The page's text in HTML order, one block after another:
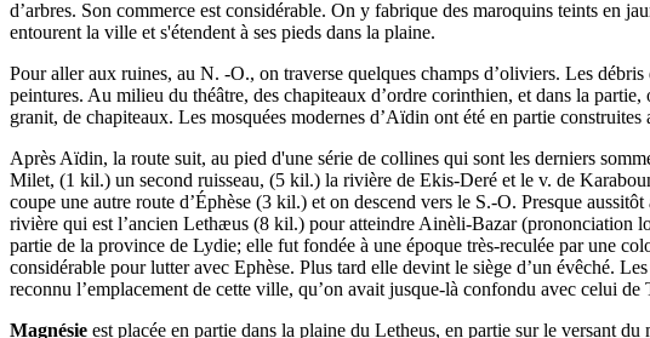
d’arbres. Son commerce est considérable. On y fabrique des maroquins teints en
entourent la ville et s'étendent à ses pieds dans la plaine.
Pour aller aux ruines, au N. -O., on traverse quelques champs d’oliviers. Les
peintures. Au milieu du théâtre, des chapiteaux d’ordre corinthien, et dans la
granit, de chapiteaux. Les mosquées modernes d’Aïdin ont été en partie construites
Après Aïdin, la route suit, au pied d'une série de collines qui sont les derniers
Milet, (1 kil.) un second ruisseau, (5 kil.) la rivière de Ekis-Deré et le v. de
coupe une autre route d’Éphèse (3 kil.) et on descend vers le S.-O. Presque
rivière qui est l’ancien Lethæus (8 kil.) pour atteindre Ainèli-Bazar (prononciation
partie de la province de Lydie; elle fut fondée à une époque très-reculée par une
considérable pour lutter avec Ephèse. Plus tard elle devint le siège d’un évêché.
reconnu l’emplacement de cette ville, qu’on avait jusque-là confondu avec celui de
Magnésie est placée en partie dans la plaine du Letheus, en partie sur le versant